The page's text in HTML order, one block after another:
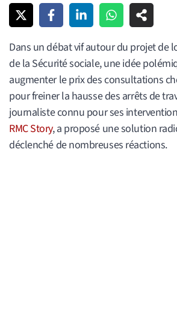
Dans un débat vif autour du projet de
de la Sécurité sociale, une idée
augmenter le prix des consultations
pour freiner la hausse des arrêts de
journaliste connu pour ses
RMC Story, a proposé une solution
déclenché de nombreuses réactions.